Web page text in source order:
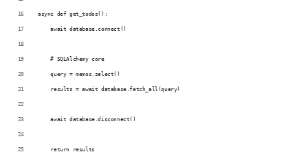
async def get_todos():
    await database.connect()
    # SQLAlchemy core
    query = memos.select()
    results = await database.fetch_all(query)
    await database.disconnect()
    return results